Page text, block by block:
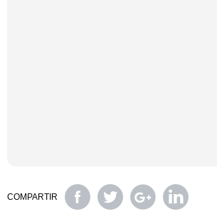
COMPARTIR